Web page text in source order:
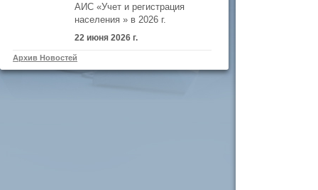
АИС «Учет и регистрация
населения » в 2026 г.
22 июня 2026 г.
Архив Новостей